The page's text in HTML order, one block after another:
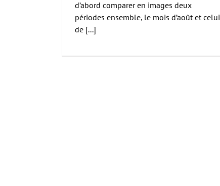
d’abord comparer en images deux
périodes ensemble, le mois d’août et celui
de [...]